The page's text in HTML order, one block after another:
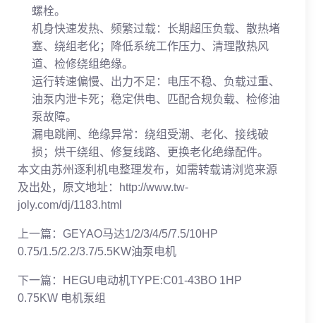
螺栓。
机身快速发热、频繁过载：长期超压负载、散热堵
塞、绕组老化；降低系统工作压力、清理散热风
道、检修绕组绝缘。
运行转速偏慢、出力不足：电压不稳、负载过重、
油泵内泄卡死；稳定供电、匹配合规负载、检修油
泵故障。
漏电跳闸、绝缘异常：绕组受潮、老化、接线破
损；烘干绕组、修复线路、更换老化绝缘配件。
本文由苏州逐利机电整理发布，如需转载请浏览来源
及出处，原文地址：http://www.tw-
joly.com/dj/1183.html
上一篇： GEYAO马达1/2/3/4/5/7.5/10HP
0.75/1.5/2.2/3.7/5.5KW油泵电机
下一篇：
HEGU电动机TYPE:C01-43BO 1HP
0.75KW 电机泵组